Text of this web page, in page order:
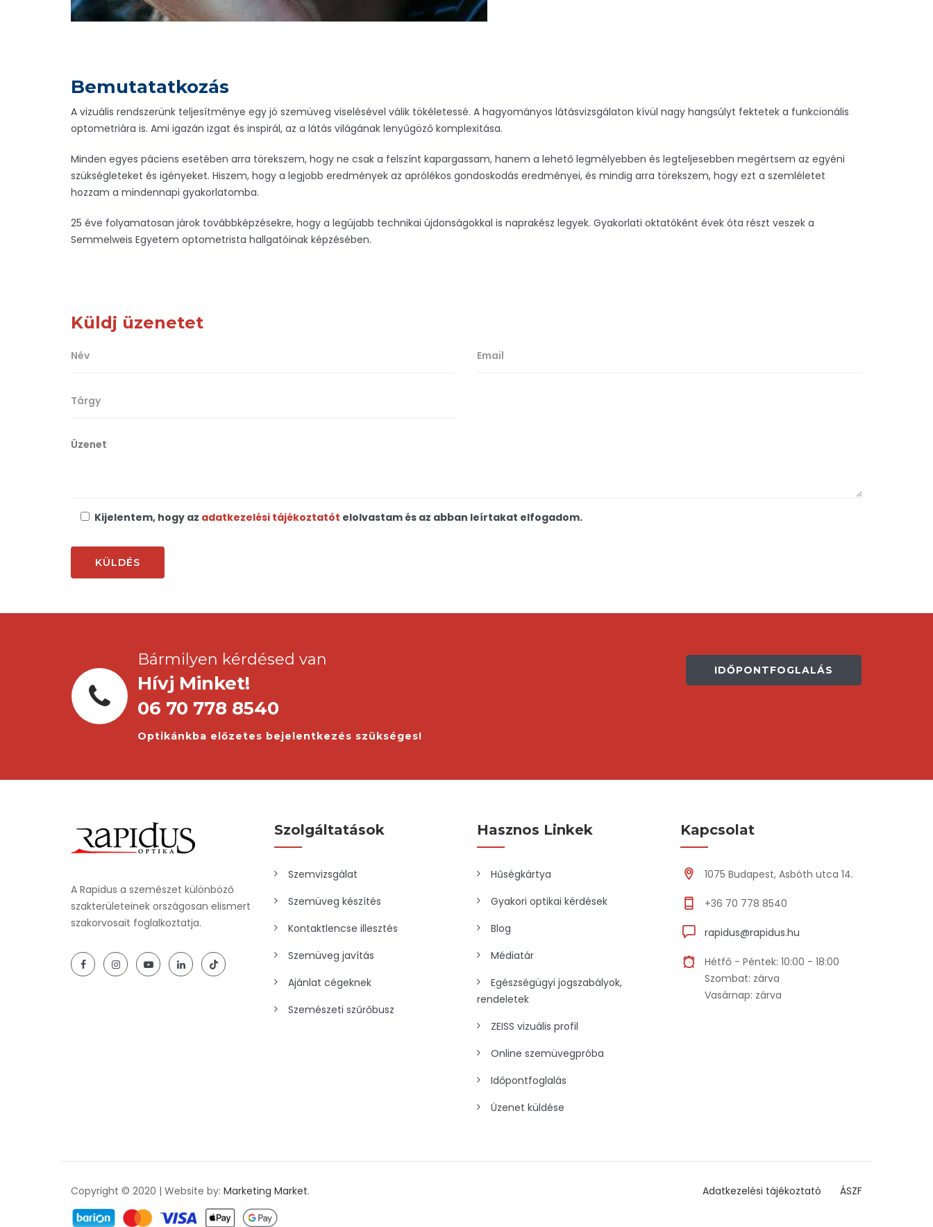
Bemutatatkozás
A vizuális rendszerünk teljesítménye egy jó szemüveg viselésével válik tökéletessé. A hagyományos látásvizsgálaton kívül nagy hangsúlyt fektetek a funkcionális
optometriára is. Ami igazán izgat és inspirál, az a látás világának lenyűgöző komplexitása.
Minden egyes páciens esetében arra törekszem, hogy ne csak a felszínt kapargassam, hanem a lehető legmélyebben és legteljesebben megértsem az egyéni
szükségleteket és igényeket. Hiszem, hogy a legjobb eredmények az aprólékos gondoskodás eredményei, és mindig arra törekszem, hogy ezt a szemléletet
hozzam a mindennapi gyakorlatomba.
25 éve folyamatosan járok továbbképzésekre, hogy a legújabb technikai újdonságokkal is naprakész legyek. Gyakorlati oktatóként évek óta részt veszek a
Semmelweis Egyetem optometrista hallgatóinak képzésében.
Küldj üzenetet
Kijelentem, hogy az adatkezelési tájékoztatót elolvastam és az abban leírtakat elfogadom.
Bármilyen kérdésed van
Hívj Minket!
06 70 778 8540
Optikánkba előzetes bejelentkezés szükséges!
IDŐPONTFOGLALÁS
A Rapidus a szemészet különböző
szakterületeinek országosan elismert
szakorvosait foglalkoztatja.
Szolgáltatások
Szemvizsgálat
Szemüveg készítés
Kontaktlencse illesztés
Szemüveg javítás
Ajánlat cégeknek
Szemészeti szűrőbusz
Hasznos Linkek
Hűségkártya
Gyakori optikai kérdések
Blog
Médiatár
Egészségügyi jogszabályok,
rendeletek
ZEISS vizuális profil
Online szemüvegpróba
Időpontfoglalás
Üzenet küldése
Kapcsolat
1075 Budapest, Asbóth utca 14.
+36 70 778 8540
rapidus@rapidus.hu
Hétfő - Péntek: 10:00 - 18:00
Szombat: zárva
Vasárnap: zárva
Copyright © 2020 | Website by: Marketing Market. Adatkezelési tájékoztató ÁSZF